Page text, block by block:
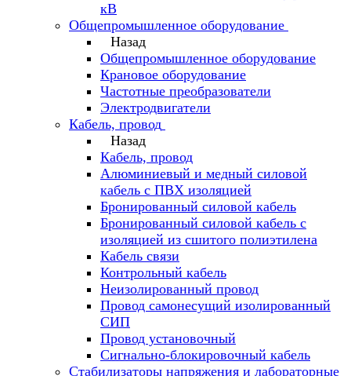
кВ
Общепромышленное оборудование
Назад
Общепромышленное оборудование
Крановое оборудование
Частотные преобразователи
Электродвигатели
Кабель, провод
Назад
Кабель, провод
Алюминиевый и медный силовой
кабель с ПВХ изоляцией
Бронированный силовой кабель
Бронированный силовой кабель с
изоляцией из сшитого полиэтилена
Кабель связи
Контрольный кабель
Неизолированный провод
Провод самонесущий изолированный
СИП
Провод установочный
Сигнально-блокировочный кабель
Стабилизаторы напряжения и лабораторные